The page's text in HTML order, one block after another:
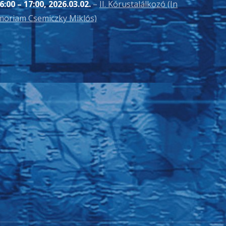
–17:00,2026.03.02.– II. Kórustalálkozó (In
Csemiczky Miklós)